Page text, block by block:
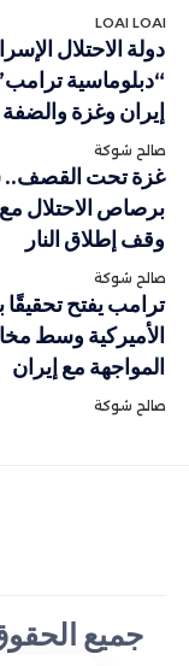
LOAI LOAI
دولة الاحتلال
“دبلوماسية
إيران وغزة والضفة
صالح شوكة
غزة تحت القصف..
برصاص الاحتلال
وقف إطلاق النار
صالح شوكة
ترامب يفتح تحقيقًا
الأميركية وسط
المواجهة مع إيران
صالح شوكة
جميع